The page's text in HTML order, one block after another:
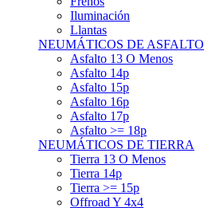
Iluminación
Llantas
NEUMÁTICOS DE ASFALTO
Asfalto 13 O Menos
Asfalto 14p
Asfalto 15p
Asfalto 16p
Asfalto 17p
Asfalto >= 18p
NEUMÁTICOS DE TIERRA
Tierra 13 O Menos
Tierra 14p
Tierra >= 15p
Offroad Y 4x4